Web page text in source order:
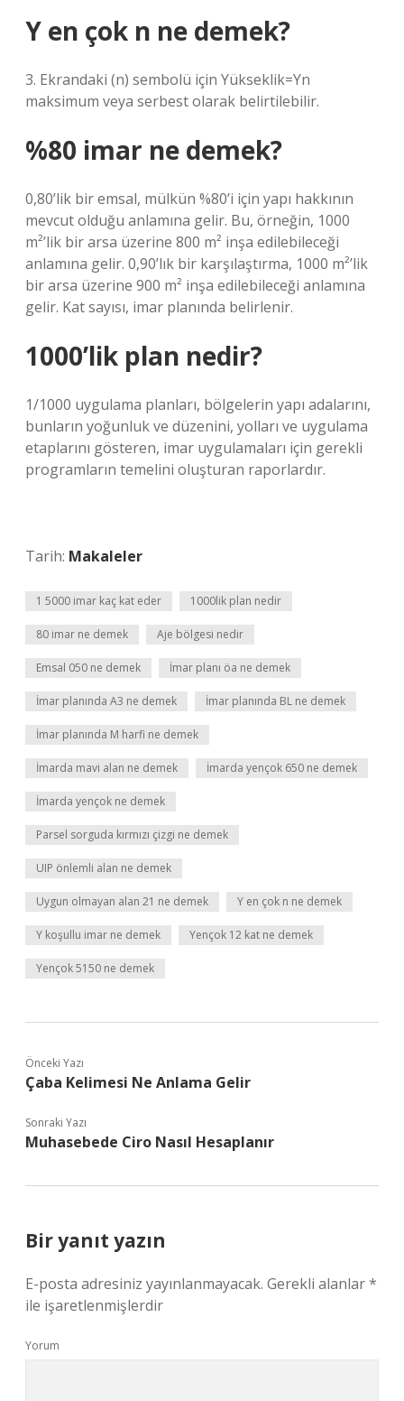
Y en çok n ne demek?
3. Ekrandaki (n) sembolü için Yükseklik=Yn
maksimum veya serbest olarak belirtilebilir.
%80 imar ne demek?
0,80’lik bir emsal, mülkün %80’i için yapı hakkının
mevcut olduğu anlamına gelir. Bu, örneğin, 1000
m²’lik bir arsa üzerine 800 m² inşa edilebileceği
anlamına gelir. 0,90’lık bir karşılaştırma, 1000 m²’lik
bir arsa üzerine 900 m² inşa edilebileceği anlamına
gelir. Kat sayısı, imar planında belirlenir.
1000’lik plan nedir?
1/1000 uygulama planları, bölgelerin yapı adalarını,
bunların yoğunluk ve düzenini, yolları ve uygulama
etaplarını gösteren, imar uygulamaları için gerekli
programların temelini oluşturan raporlardır.
Tarih: Makaleler
1 5000 imar kaç kat eder 1000lik plan nedir
80 imar ne demek Aje bölgesi nedir
Emsal 050 ne demek İmar planı öa ne demek
İmar planında A3 ne demek İmar planında BL ne demek
İmar planında M harfi ne demek
İmarda mavi alan ne demek İmarda yençok 650 ne demek
İmarda yençok ne demek
Parsel sorguda kırmızı çizgi ne demek
UIP önlemli alan ne demek
Uygun olmayan alan 21 ne demek Y en çok n ne demek
Y koşullu imar ne demek Yençok 12 kat ne demek
Yençok 5150 ne demek
Önceki Yazı
Çaba Kelimesi Ne Anlama Gelir
Sonraki Yazı
Muhasebede Ciro Nasıl Hesaplanır
Bir yanıt yazın
E-posta adresiniz yayınlanmayacak. Gerekli alanlar*
ile işaretlenmişlerdir
Yorum